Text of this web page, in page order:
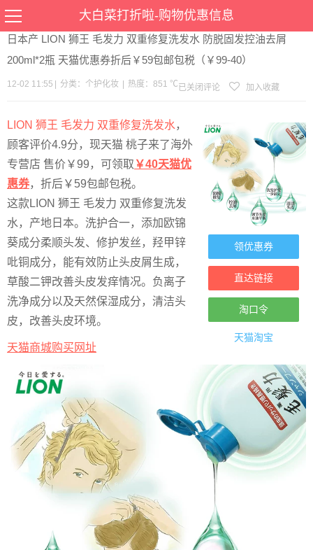
大白菜打折啦-购物优惠信息
当前位置： 优惠>个护化妆>文章详情
日本产 LION 狮王 毛发力 双重修复洗发水 防脱固发控油去屑
200ml*2瓶 天猫优惠券折后￥59包邮包税（￥99-40）
12-02 11:55 分类： 个护化妆 热度：851 ℃ 已关闭评论 加入收藏
领优惠券
直达链接
淘口令
天猫淘宝
LION 狮王 毛发力 双重修复洗发水 ，
顾客评价4.9分，现天猫 桃子来了海外
专营店 售价￥99，可领取 ￥40天猫优
惠券，折后￥59包邮包税。
这款LION 狮王 毛发力 双重修复洗发
水，产地日本。洗护合一，添加欧锦
葵成分柔顺头发、修护发丝，羟甲锌
吡铜成分，能有效防止头皮屑生成，
草酸二钾改善头皮发痒情况。负离子
洗净成分以及天然保湿成分，清洁头
皮，改善头皮环境。
天猫商城购买网址